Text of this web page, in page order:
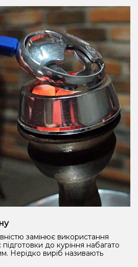
замінює використання
до куріння набагато
Нерідко виріб називають